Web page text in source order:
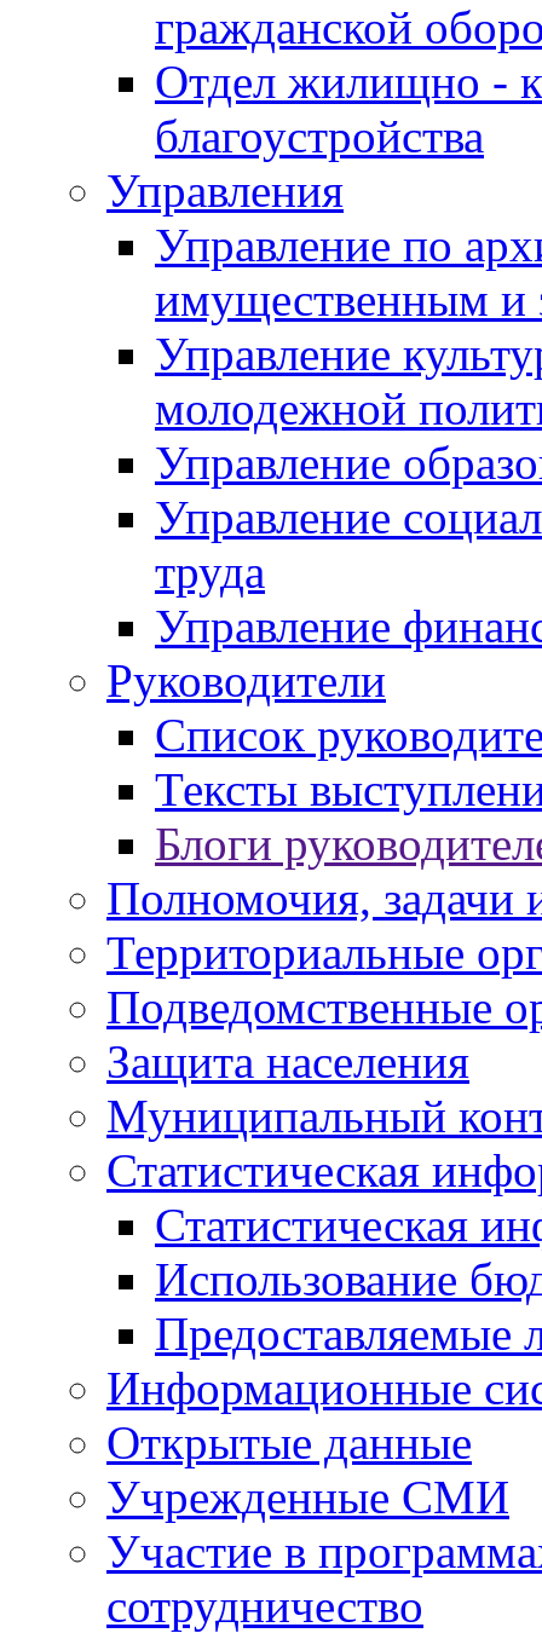
гражданской
Отдел жилищно -
благоустройства
Управления
Управление по
имущественным и
Управление
молодежной
Управление
Управление
труда
Управление
Руководители
Список
Тексты
Блоги
Полномочия, задачи
Территориальные
Подведомственные
Защита населения
Муниципальный
Статистическая
Статистическая
Использование
Предоставляемые
Информационные
Открытые данные
Учрежденные СМИ
Участие в
сотрудничество